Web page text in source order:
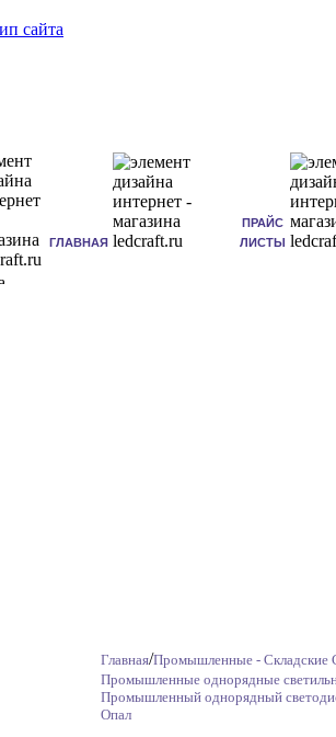
ГЛАВНАЯ
ПРАЙС
ЛИСТЫ
Главная/Промышленные - Складские
Промышленные однорядные
Промышленный однорядный
Опал